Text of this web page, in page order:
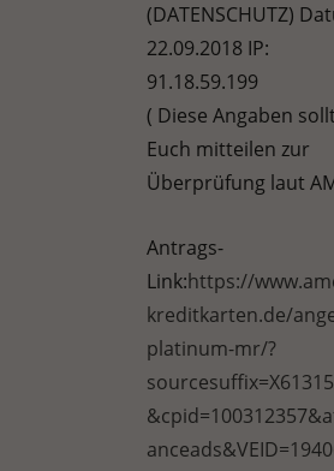
(DATENSCHUTZ)
22.09.2018 IP:
91.18.59.199
( Diese Angaben
Euch mitteilen zur
Überprüfung laut
Antrags-
Link:https://
kreditkarten.de/
platinum-mr/?